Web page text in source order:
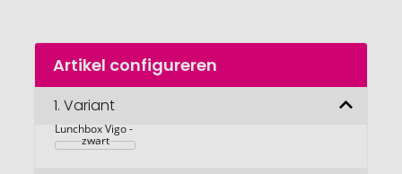
Naar
begin
afbeeldingengalerij
Artikel configureren
1. Variant
Lunchbox Vigo -
zwart